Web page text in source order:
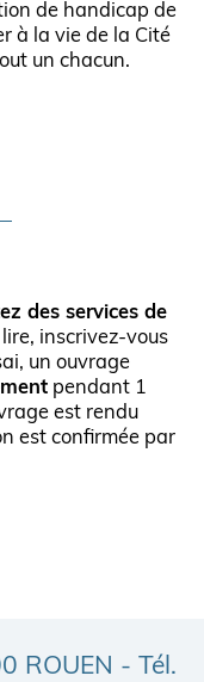
de handicap de
à la vie de la Cité
un chacun.
des services de
inscrivez-vous
un ouvrage
pendant 1
est rendu
est confirmée par
ROUEN - Tél.